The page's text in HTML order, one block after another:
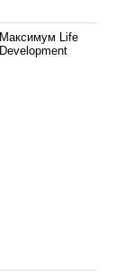
Максимум Life
Development